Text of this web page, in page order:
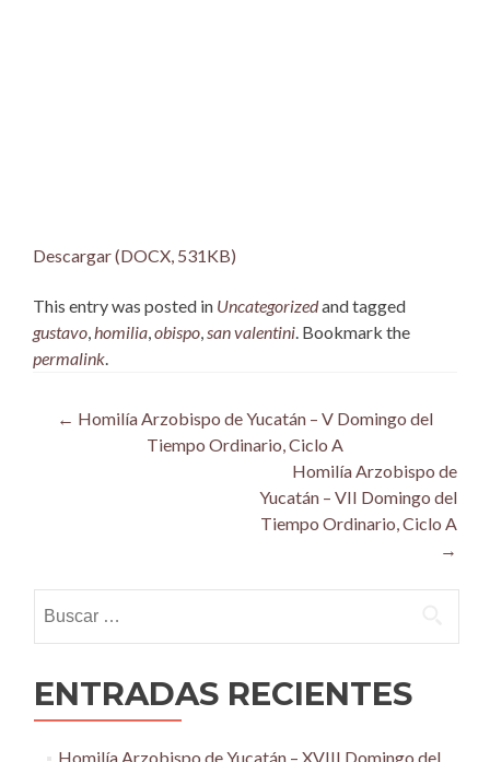
Descargar (DOCX, 531KB)
This entry was posted in Uncategorizedand tagged
gustavo,homilia,obispo,san valentini. Bookmark the
permalink.
Post
navigation
← Homilía Arzobispo de Yucatán – V Domingo del
Tiempo Ordinario, Ciclo A
Homilía Arzobispo de
Yucatán – VII Domingo del
Tiempo Ordinario, Ciclo A
→
ENTRADAS RECIENTES
Homilía Arzobispo de Yucatán – XVIII Domingo del